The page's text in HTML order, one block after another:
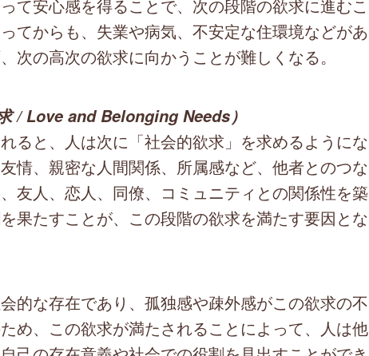
て安心感を得ることで、次の段階の欲求に進むこ
てからも、失業や病気、不安定な住環境などがあ
次の高次の欲求に向かうことが難しくなる。
/ Love and Belonging Needs）
ると、人は次に「社会的欲求」を求めるようにな
情、親密な人間関係、所属感など、他者とのつな
友人、恋人、同僚、コミュニティとの関係性を築
果たすことが、この段階の欲求を満たす要因とな
的な存在であり、孤独感や疎外感がこの欲求の不
め、この欲求が満たされることによって、人は他